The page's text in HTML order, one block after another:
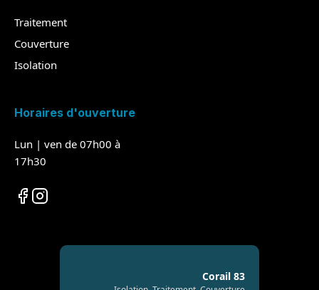
Traitement
Couverture
Isolation
Horaires d'ouverture
Lun | ven de 07h00 à
17h30
Corail 83